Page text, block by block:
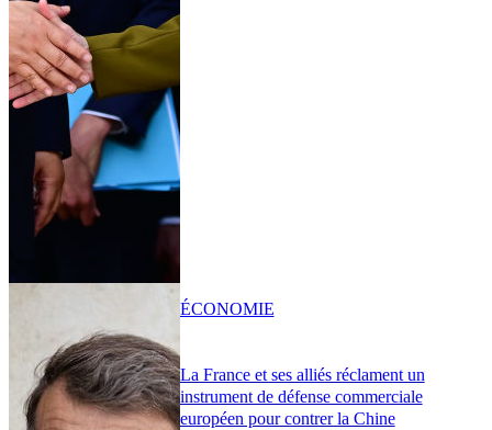
La France et ses alliés réclament un
instrument de défense commerciale
européen pour contrer la Chine
ÉCONOMIE